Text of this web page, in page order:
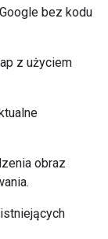
bez kodu
z użyciem
obraz